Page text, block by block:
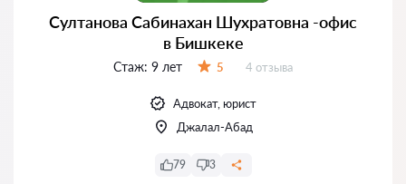
Султанова Сабинахан Шухратовна -офис
в Бишкеке
Стаж: 9 лет 5 Отзывов:
4 отзыва
Адвокат, юрист
Джалал-Абад
79 3